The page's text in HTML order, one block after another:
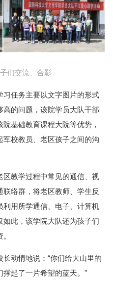
交流、合影
习任务主要以文字图片的形式
的问题，该院学员大队干部
基础教育课程大院等优势，
校教员、老区孩子之间的沟
区教学过程中常见的通信、视
络群，将老区教师、学生反
用所学通信、电子、计算机
此，该学院大队还为孩子们
动情地说：“你们给大山里的
起了一片希望的蓝天。”